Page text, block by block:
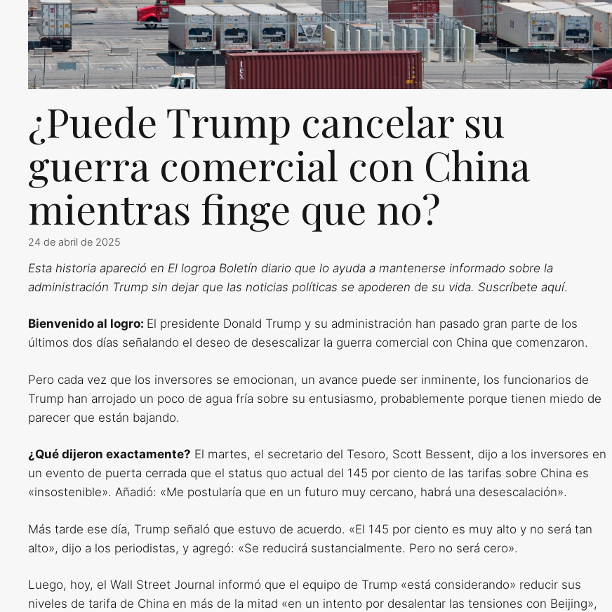
¿Puede Trump cancelar su
guerra comercial con China
mientras finge que no?
24 de abril de 2025
Esta historia apareció en El logroa Boletín diario que lo ayuda a mantenerse informado sobre la
administración Trump sin dejar que las noticias políticas se apoderen de su vida. Suscríbete aquí.
Bienvenido al logro: El presidente Donald Trump y su administración han pasado gran parte de los
últimos dos días señalando el deseo de desescalizar la guerra comercial con China que comenzaron.
Pero cada vez que los inversores se emocionan, un avance puede ser inminente, los funcionarios de
Trump han arrojado un poco de agua fría sobre su entusiasmo, probablemente porque tienen miedo de
parecer que están bajando.
¿Qué dijeron exactamente? El martes, el secretario del Tesoro, Scott Bessent, dijo a los inversores en
un evento de puerta cerrada que el status quo actual del 145 por ciento de las tarifas sobre China es
«insostenible». Añadió: «Me postularía que en un futuro muy cercano, habrá una desescalación».
Más tarde ese día, Trump señaló que estuvo de acuerdo. «El 145 por ciento es muy alto y no será tan
alto», dijo a los periodistas, y agregó: «Se reducirá sustancialmente. Pero no será cero».
Luego, hoy, el Wall Street Journal informó que el equipo de Trump «está considerando» reducir sus
niveles de tarifa de China en más de la mitad «en un intento por desalentar las tensiones con Beijing»,